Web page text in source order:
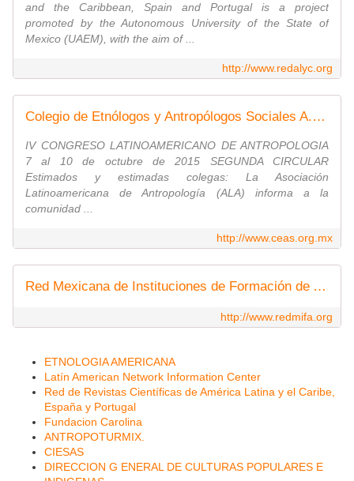
and the Caribbean, Spain and Portugal is a project
promoted by the Autonomous University of the State of
Mexico (UAEM), with the aim of ...
http://www.redalyc.org
Colegio de Etnólogos y Antropólogos Sociales A. C.
IV CONGRESO LATINOAMERICANO DE ANTROPOLOGIA
7 al 10 de octubre de 2015 SEGUNDA CIRCULAR
Estimados y estimadas colegas: La Asociación
Latinoamericana de Antropología (ALA) informa a la
comunidad ...
http://www.ceas.org.mx
Red Mexicana de Instituciones de Formación de Antropólogos
http://www.redmifa.org
ETNOLOGIA AMERICANA
Latín American Network Information Center
Red de Revistas Científicas de América Latina y el Caribe,
España y Portugal
Fundacion Carolina
ANTROPOTURMIX.
CIESAS
DIRECCION G ENERAL DE CULTURAS POPULARES E